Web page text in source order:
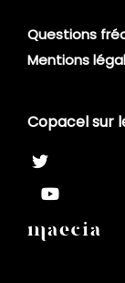
Questions
Mentions
Copacel sur